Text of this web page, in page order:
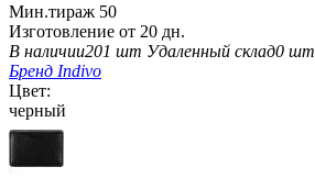
Мин.тираж 50
Изготовление от 20 дн.
В наличии201 шт Удаленный склад0 шт
Бренд Indivo
Цвет:
черный